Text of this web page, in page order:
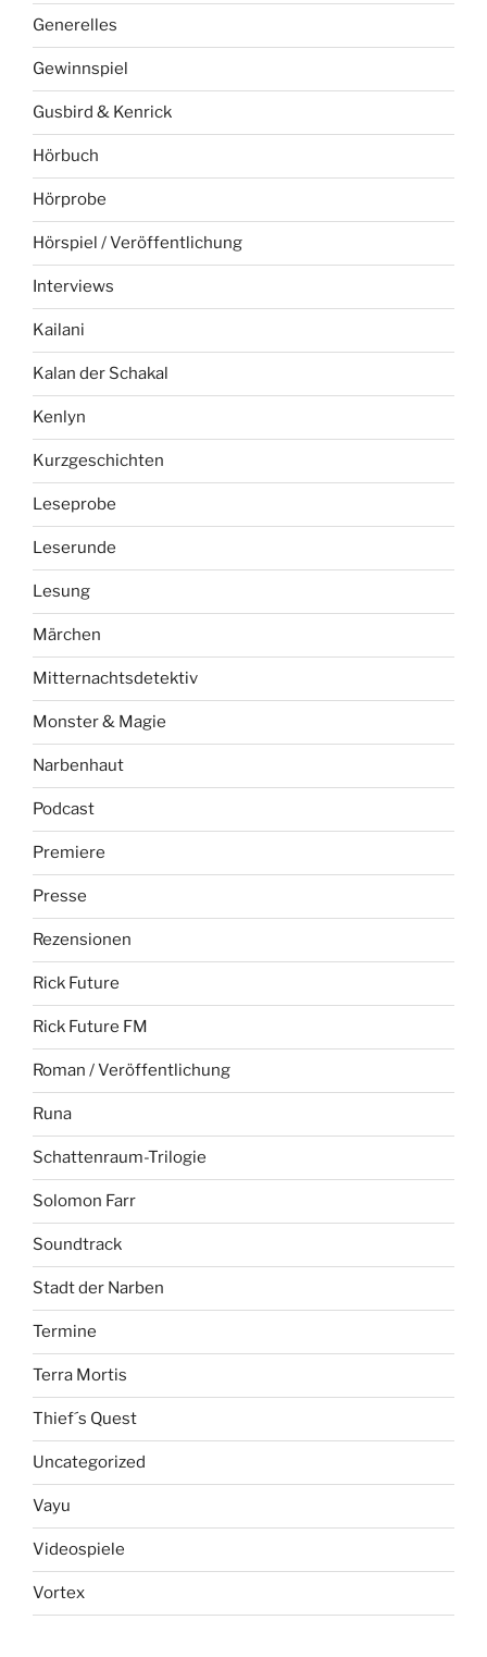
Generelles
Gewinnspiel
Gusbird & Kenrick
Hörbuch
Hörprobe
Hörspiel / Veröffentlichung
Interviews
Kailani
Kalan der Schakal
Kenlyn
Kurzgeschichten
Leseprobe
Leserunde
Lesung
Märchen
Mitternachtsdetektiv
Monster & Magie
Narbenhaut
Podcast
Premiere
Presse
Rezensionen
Rick Future
Rick Future FM
Roman / Veröffentlichung
Runa
Schattenraum-Trilogie
Solomon Farr
Soundtrack
Stadt der Narben
Termine
Terra Mortis
Thief´s Quest
Uncategorized
Vayu
Videospiele
Vortex